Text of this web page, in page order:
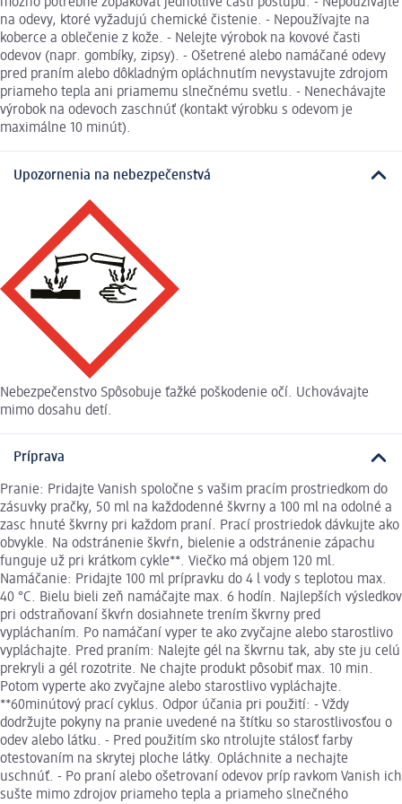
možno potrebné zopakovať jednotlivé časti postupu. - Nepoužívajte
na odevy, ktoré vyžadujú chemické čistenie. - Nepoužívajte na
koberce a oblečenie z kože. - Nelejte výrobok na kovové časti
odevov (napr. gombíky, zipsy). - Ošetrené alebo namáčané odevy
pred praním alebo dôkladným opláchnutím nevystavujte zdrojom
priameho tepla ani priamemu slnečnému svetlu. - Nenechávajte
výrobok na odevoch zaschnúť (kontakt výrobku s odevom je
maximálne 10 minút).
Upozornenia na nebezpečenstvá
Nebezpečenstvo Spôsobuje ťažké poškodenie očí. Uchovávajte
mimo dosahu detí.
Príprava
Pranie: Pridajte Vanish spoločne s vašim pracím prostriedkom do
zásuvky pračky, 50 ml na každodenné škvrny a 100 ml na odolné a
zasc hnuté škvrny pri každom praní. Prací prostriedok dávkujte ako
obvykle. Na odstránenie škvŕn, bielenie a odstránenie zápachu
funguje už pri krátkom cykle**. Viečko má objem 120 ml.
Namáčanie: Pridajte 100 ml prípravku do 4 l vody s teplotou max.
40 °C. Bielu bieli zeň namáčajte max. 6 hodín. Najlepších výsledkov
pri odstraňovaní škvŕn dosiahnete trením škvrny pred
vypláchaním. Po namáčaní vyper te ako zvyčajne alebo starostlivo
vypláchajte. Pred praním: Nalejte gél na škvrnu tak, aby ste ju celú
prekryli a gél rozotrite. Ne chajte produkt pôsobiť max. 10 min.
Potom vyperte ako zvyčajne alebo starostlivo vypláchajte.
**60minútový prací cyklus. Odpor účania pri použití: - Vždy
dodržujte pokyny na pranie uvedené na štítku so starostlivosťou o
odev alebo látku. - Pred použitím sko ntrolujte stálosť farby
otestovaním na skrytej ploche látky. Opláchnite a nechajte
uschnúť. - Po praní alebo ošetrovaní odevov príp ravkom Vanish ich
sušte mimo zdrojov priameho tepla a priameho slnečného